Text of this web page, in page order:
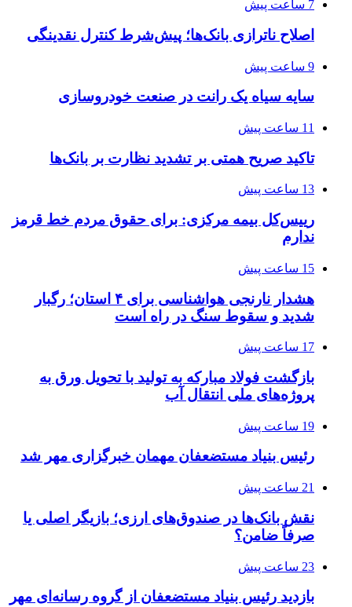
7 ساعت پیش
اصلاح ناترازی بانک‌ها؛ پیش‌شرط کنترل نقدینگی
9 ساعت پیش
سایه سیاه یک رانت در صنعت خودروسازی
11 ساعت پیش
تاکید صریح همتی بر تشدید نظارت بر بانک‌ها
13 ساعت پیش
رییس‌کل بیمه مرکزی: برای حقوق مردم خط قرمز
ندارم
15 ساعت پیش
هشدار نارنجی هواشناسی برای ۴ استان؛ رگبار
شدید و سقوط سنگ در راه است
17 ساعت پیش
بازگشت فولاد مبارکه به تولید با تحویل ورق به
پروژه‌های ملی انتقال آب
19 ساعت پیش
رئیس بنیاد مستضعفان مهمان خبرگزاری مهر شد
21 ساعت پیش
نقش بانک‌ها در صندوق‌های ارزی؛ بازیگر اصلی یا
صرفاً ضامن؟
23 ساعت پیش
بازدید رئیس بنیاد مستضعفان از گروه رسانه‌ای مهر